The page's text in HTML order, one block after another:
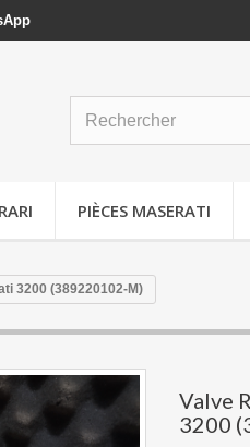
PIÈCES MASERATI
3200 (389220102-M)
Valve
3200